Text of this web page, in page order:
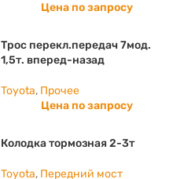
Цена по запросу
Трос перекл.передач 7мод.
1,5т. вперед-назад
Toyota, Прочее
Цена по запросу
Колодка тормозная 2-3т
Toyota, Передний мост